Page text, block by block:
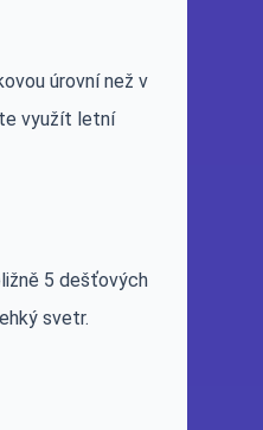
úrovní než v
využít letní
5 dešťových
svetr.